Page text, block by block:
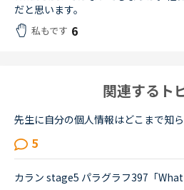
だと思います。
私もです 6
関連するト
5